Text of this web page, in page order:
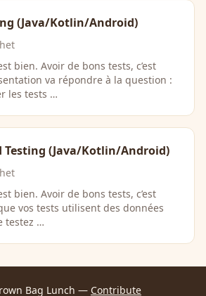
(Java/Kotlin/Android)
bien. Avoir de bons tests, c’est
va répondre à la question :
les tests …
Testing (Java/Kotlin/Android)
bien. Avoir de bons tests, c’est
vos tests utilisent des données
testez …
Bag Lunch — Contribute